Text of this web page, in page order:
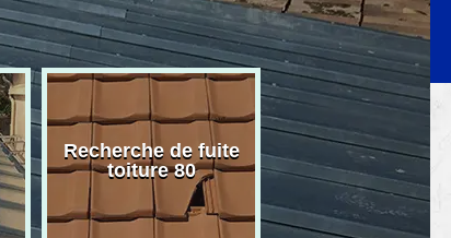
Recherche de fuite
toiture 80
Pose de velux 80